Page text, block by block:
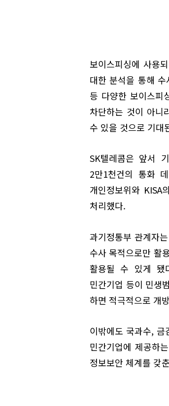
보이스피싱에 사용
대한 분석을 통해
등 다양한 보이스피
차단하는 것이 아니
수 있을 것으로 기대
SK텔레콤은 앞서
2만1천건의 통화
개인정보위와
처리했다.
과기정통부 관계자
수사 목적으로만 활
활용될 수 있게 됐
민간기업 등이 민생
하면 적극적으로 개
이밖에도 국과수, 금
민간기업에 제공하
정보보안 체계를 갖